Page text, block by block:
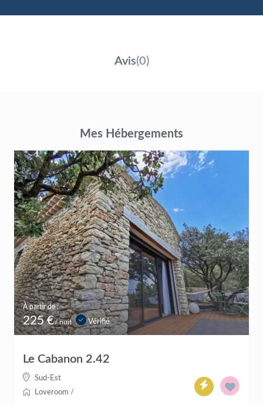
Avis(0)
Mes Hébergements
À partir de :
225 €/ nuit Vérifié
Le Cabanon 2.42
Sud-Est
Loveroom /